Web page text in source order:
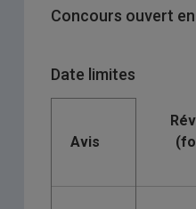
Concours ouvert
Date limites
Avis